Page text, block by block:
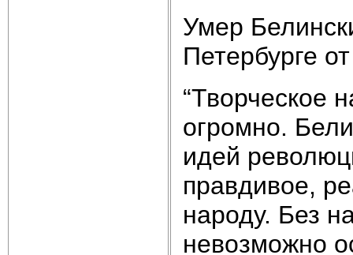
Умер
Петербурге
“Творческое
огромно.
идей
правдивое,
народу. Без
невозможно